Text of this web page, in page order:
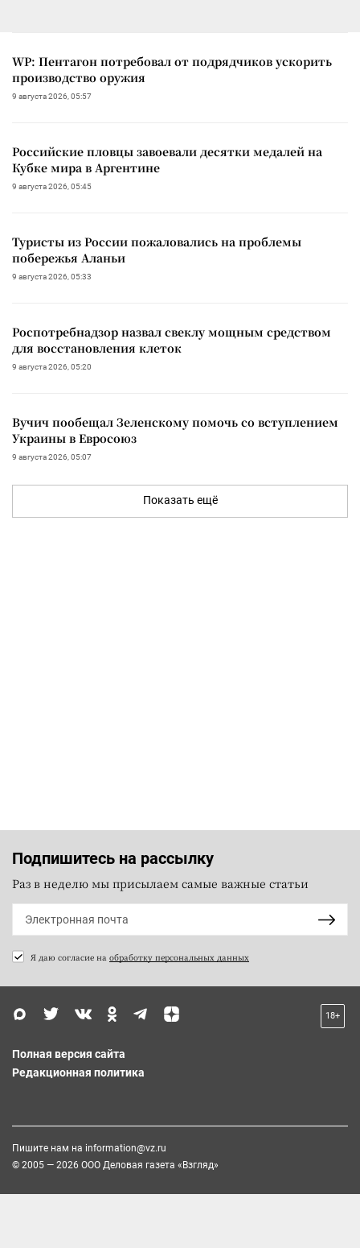
WP: Пентагон потребовал от подрядчиков ускорить
производство оружия
9 августа 2026, 05:57
Российские пловцы завоевали десятки медалей на
Кубке мира в Аргентине
9 августа 2026, 05:45
Туристы из России пожаловались на проблемы
побережья Аланьи
9 августа 2026, 05:33
Роспотребнадзор назвал свеклу мощным средством
для восстановления клеток
9 августа 2026, 05:20
Вучич пообещал Зеленскому помочь со вступлением
Украины в Евросоюз
9 августа 2026, 05:07
Показать ещё
Подпишитесь на рассылку
Раз в неделю мы присылаем самые важные статьи
Я даю согласие на обработку персональных данных
18+
Полная версия сайта
Редакционная политика
Пишите нам на information@vz.ru
© 2005 — 2026 ООО Деловая газета «Взгляд»